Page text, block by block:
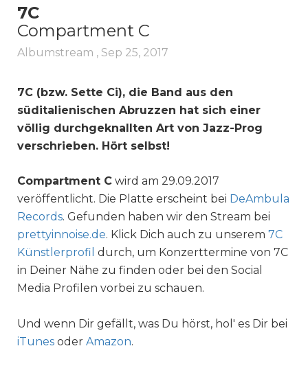
7C
Compartment C
Albumstream , Sep 25, 2017
7C (bzw. Sette Ci), die Band aus den
süditalienischen Abruzzen hat sich einer
völlig durchgeknallten Art von Jazz-Prog
verschrieben. Hört selbst!
Compartment C wird am 29.09.2017
veröffentlicht. Die Platte erscheint bei DeAmbula
Records. Gefunden haben wir den Stream bei
prettyinnoise.de. Klick Dich auch zu unserem 7C
Künstlerprofil durch, um Konzerttermine von 7C
in Deiner Nähe zu finden oder bei den Social
Media Profilen vorbei zu schauen.
Und wenn Dir gefällt, was Du hörst, hol' es Dir bei
iTunes oder Amazon.